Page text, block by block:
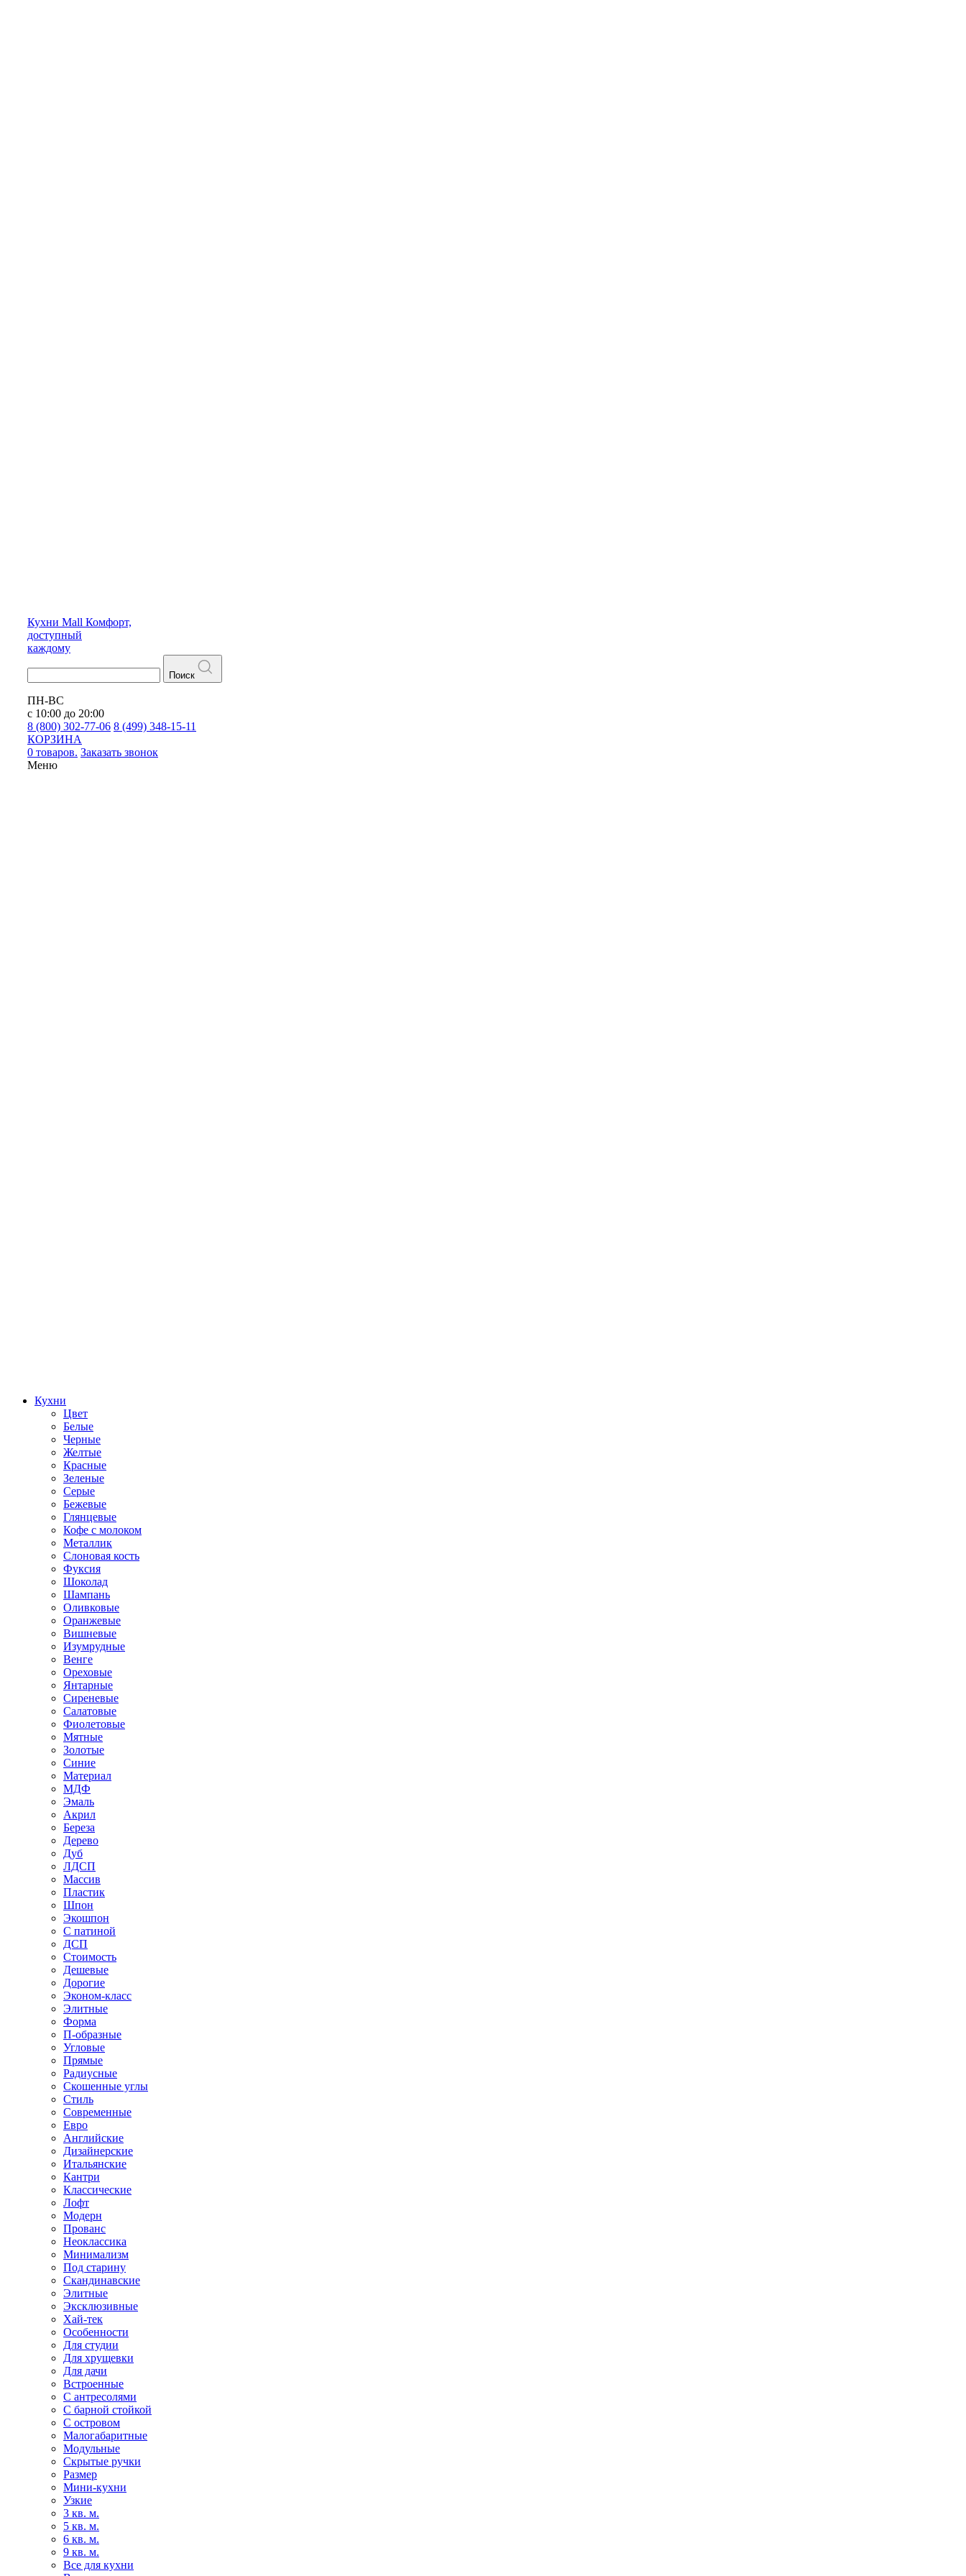
Кухни Mall Комфорт,
доступный
каждому
Поиск
ПН-ВС
с 10:00 до 20:00
8 (800) 302-77-06 8 (499) 348-15-11
КОРЗИНА
0 товаров. Заказать звонок
Меню
Кухни
Цвет
Белые
Черные
Желтые
Красные
Зеленые
Серые
Бежевые
Глянцевые
Кофе с молоком
Металлик
Слоновая кость
Фуксия
Шоколад
Шампань
Оливковые
Оранжевые
Вишневые
Изумрудные
Венге
Ореховые
Янтарные
Сиреневые
Салатовые
Фиолетовые
Мятные
Золотые
Синие
Материал
МДФ
Эмаль
Акрил
Береза
Дерево
Дуб
ЛДСП
Массив
Пластик
Шпон
Экошпон
С патиной
ДСП
Стоимость
Дешевые
Дорогие
Эконом-класс
Элитные
Форма
П-образные
Угловые
Прямые
Радиусные
Скошенные углы
Стиль
Современные
Евро
Английские
Дизайнерские
Итальянские
Кантри
Классические
Лофт
Модерн
Прованс
Неоклассика
Минимализм
Под старину
Скандинавские
Элитные
Эксклюзивные
Хай-тек
Особенности
Для студии
Для хрущевки
Для дачи
Встроенные
С антресолями
С барной стойкой
С островом
Малогабаритные
Модульные
Скрытые ручки
Размер
Мини-кухни
Узкие
3 кв. м.
5 кв. м.
6 кв. м.
9 кв. м.
Все для кухни